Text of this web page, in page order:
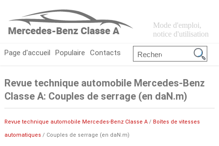
Mode d'emploi,
notice d'utilisation
Page d'accueil Populaire Contacts
Revue technique automobile Mercedes-Benz
Classe A: Couples de serrage (en daN.m)
Revue technique automobile Mercedes-Benz Classe A/ Boîtes de vitesses
automatiques / Couples de serrage (en daN.m)